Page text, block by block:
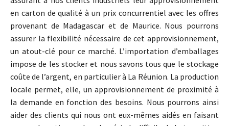
en carton de qualité à un prix concurrentiel avec les offres
provenant de Madagascar et de Maurice. Nous pourrons
assurer la flexibilité nécessaire de cet approvisionnement,
un atout-clé pour ce marché. L’importation d’emballages
impose de les stocker et nous savons tous que le stockage
coûte de l’argent, en particulier à La Réunion. La production
locale permet, elle, un approvisionnement de proximité à
la demande en fonction des besoins. Nous pourrons ainsi
aider des clients qui nous ont eux-mêmes aidés en faisant